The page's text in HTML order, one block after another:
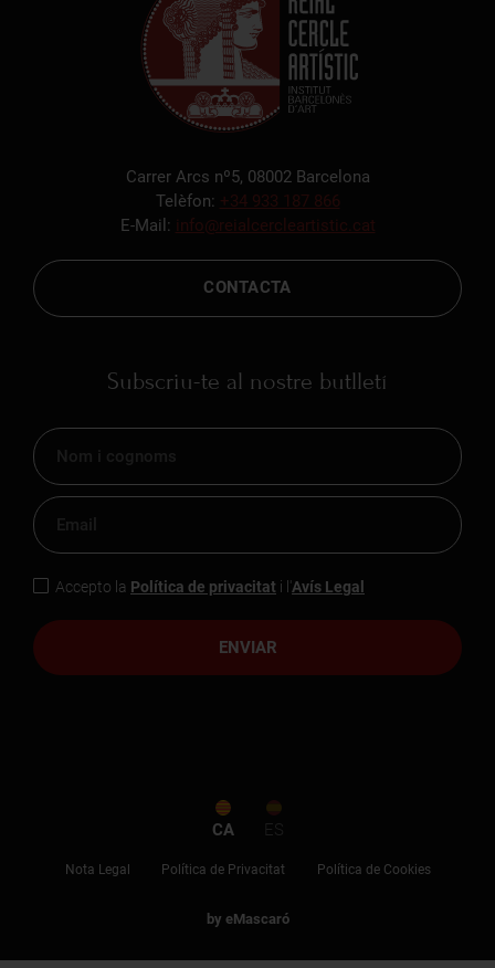
Carrer Arcs nº5, 08002 Barcelona
Telèfon: +34 933 187 866
E-Mail: info@reialcercleartistic.cat
CONTACTA
Subscriu-te al nostre butlletí
ENVIAR
Accepto la Política de privacitat i l'Avís Legal
CA ES
Nota Legal Política de Privacitat Política de Cookies
by eMascaró